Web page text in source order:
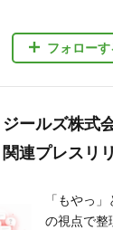
フォローす
ジールズ株式
関連プレスリ
「もやっ
の視点で整